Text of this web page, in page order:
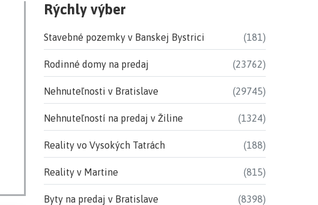
Rýchly výber
Stavebné pozemky v Banskej Bystrici (181)
Rodinné domy na predaj (23762)
Nehnuteľnosti v Bratislave (29745)
Nehnuteľností na predaj v Žiline (1324)
Reality vo Vysokých Tatrách (188)
Reality v Martine (815)
Byty na predaj v Bratislave (8398)